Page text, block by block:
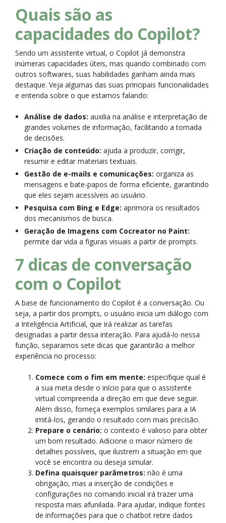
Quais são as
capacidades do Copilot?
Sendo um assistente virtual, o Copilot já demonstra
inúmeras capacidades úteis, mas quando combinado com
outros softwares, suas habilidades ganham ainda mais
destaque. Veja algumas das suas principais funcionalidades
e entenda sobre o que estamos falando:
Análise de dados: auxilia na análise e interpretação de
grandes volumes de informação, facilitando a tomada
de decisões.
Criação de conteúdo: ajuda a produzir, corrigir,
resumir e editar materiais textuais.
Gestão de e-mails e comunicações: organiza as
mensagens e bate-papos de forma eficiente, garantindo
que eles sejam acessíveis ao usuário.
Pesquisa com Bing e Edge: aprimora os resultados
dos mecanismos de busca.
Geração de Imagens com Cocreator no Paint:
permite dar vida a figuras visuais a partir de prompts.
7 dicas de conversação
com o Copilot
A base de funcionamento do Copilot é a conversação. Ou
seja, a partir dos prompts, o usuário inicia um diálogo com
a Inteligência Artificial, que irá realizar as tarefas
designadas a partir dessa interação. Para ajudá-lo nessa
função, separamos sete dicas que garantirão a melhor
experiência no processo:
Comece com o fim em mente: especifique qual é
a sua meta desde o início para que o assistente
virtual compreenda a direção em que deve seguir.
Além disso, forneça exemplos similares para a IA
imitá-los, gerando o resultado com mais precisão.
Prepare o cenário: o contexto é valioso para obter
um bom resultado. Adicione o maior número de
detalhes possíveis, que ilustrem a situação em que
você se encontra ou deseja simular.
Defina quaisquer parâmetros: não é uma
obrigação, mas a inserção de condições e
configurações no comando inicial irá trazer uma
resposta mais afunilada. Para ajudar, indique fontes
de informações para que o chatbot retire dados